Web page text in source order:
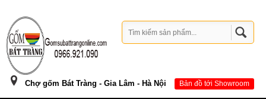
Chợ gốm Bát Tràng - Gia Lâm - Hà Nội Bản đồ tới Showroom